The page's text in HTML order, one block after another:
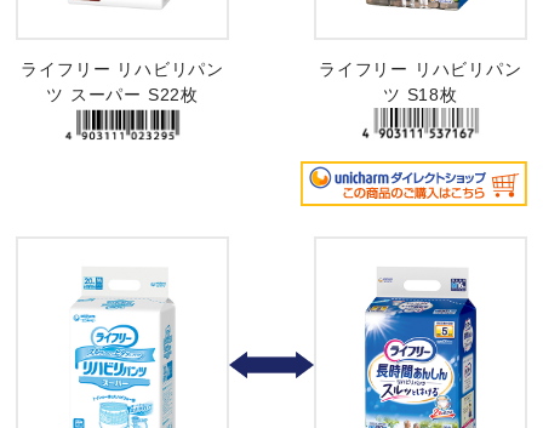
ライフリー リハビリパン
ツ スーパー S22枚
ライフリー リハビリパン
ツ S18枚